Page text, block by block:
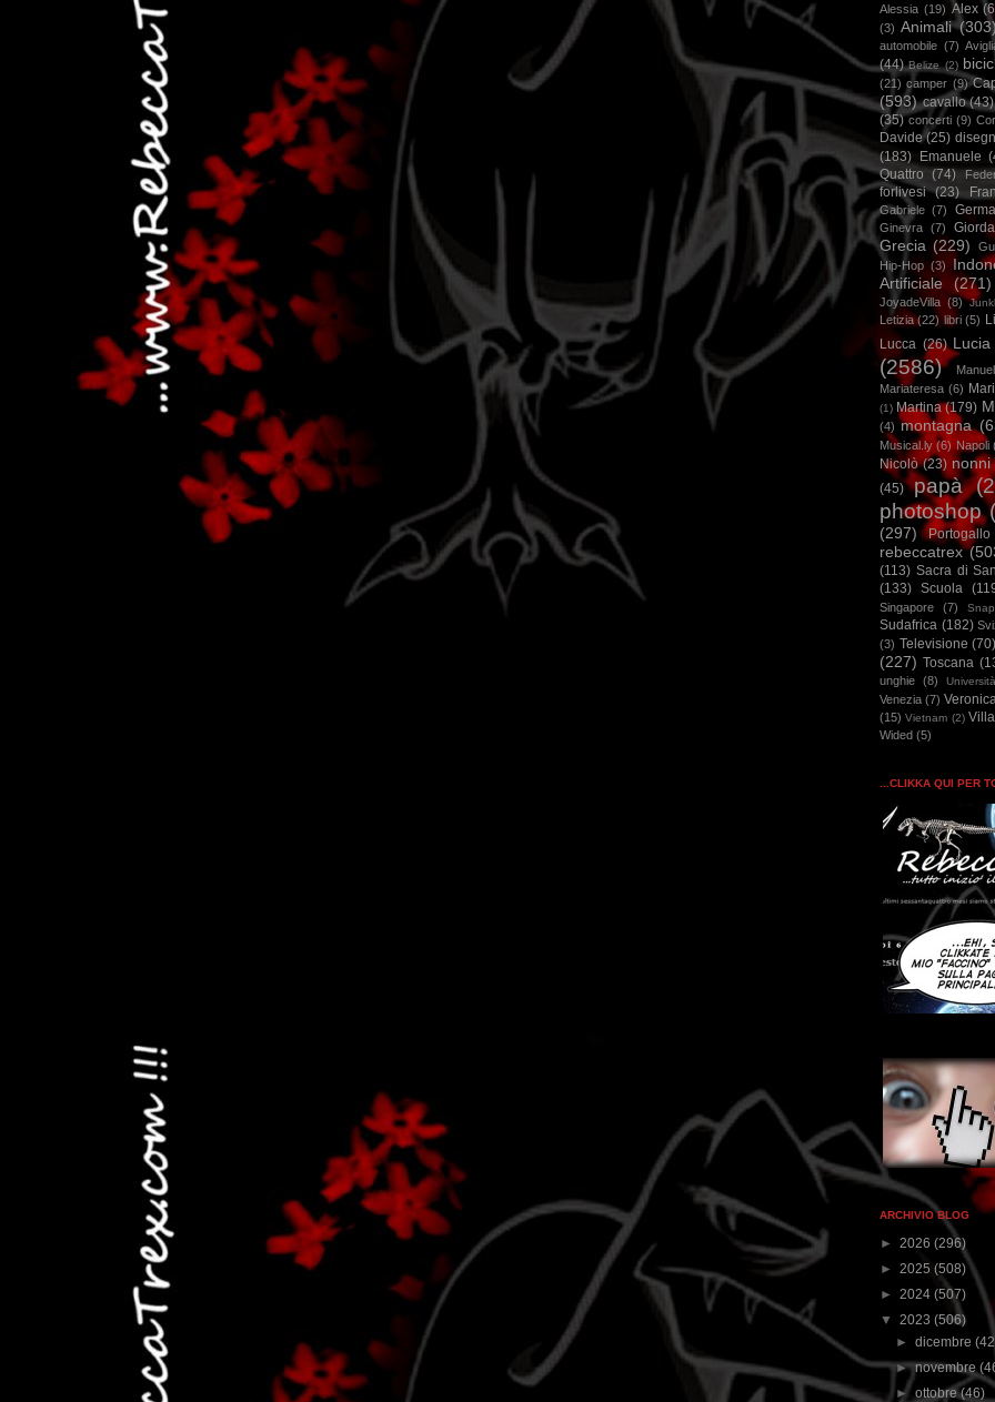
Alessia (19) Alex
(3) Animali
automobile (7)
(44) Belize (2)
(21) camper (9)
(593) cavallo (43)
(35) concerti (9)
Davide (25)
(183)
Emanuele
Quattro (74)
forlivesi (23)
Gabriele (7)
Ginevra (7)
Grecia (229)
Hip-Hop (3)
Artificiale
(271)
JoyadeVilla (8)
Letizia (22) libri (5)
Lucca (26) Lucia
(2586)
Mariateresa (6)
(1) Martina (179)
(4) montagna
Musical.ly (6) Napoli
Nicolò (23) nonni
(45) papà
photoshop
(297) Portogallo
rebeccatrex
(113) Sacra di
(133) Scuola
Singapore (7)
Sudafrica (182)
(3) Televisione
(227) Toscana
unghie (8)
Venezia (7)
(15) Vietnam (2)
Wided (5)
...CLIKKA QUI PER
ARCHIVIO BLOG
► 2026 (296)
► 2025 (508)
► 2024 (507)
▼ 2023 (506)
►dicembre
►novembre
►ottobre(46)